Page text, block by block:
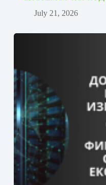
July 21, 2026